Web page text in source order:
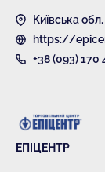
Київська
https://
+38 (093) 170
ЕПІЦЕНТР